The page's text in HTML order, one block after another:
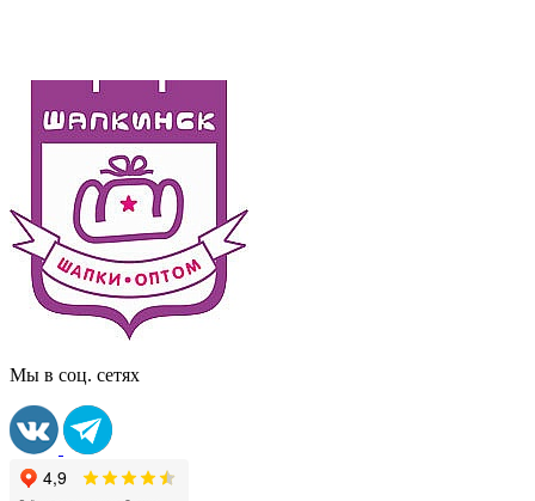
Мы в соц. сетях